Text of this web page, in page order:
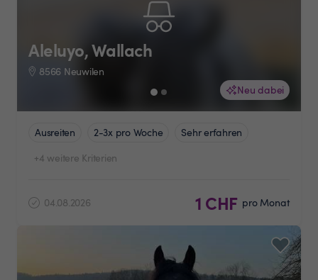
Neu dabei
Aleluyo, Wallach
8566 Neuwilen
Ausreiten 2-3x pro Woche
Sehr erfahren
+4 weitere Kriterien
04.08.2026 1 CHF pro Monat